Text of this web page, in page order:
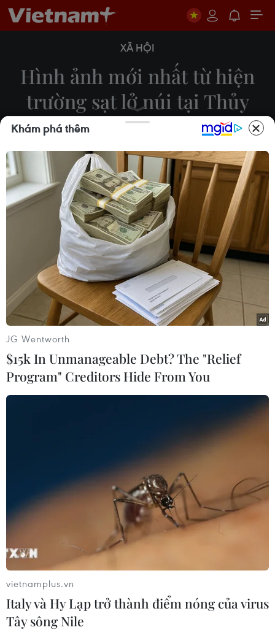
XÃ HỘI
Hình ảnh mới nhất từ hiện
trường sạt lở núi tại Thủy
điện Rào Trăng 3
19/10/2020 01:07
Khảo sát hiện trường sạt lở ở Thủy điện Rào Trăng
3, lực lượng cứu hộ xác định khối lượng đất đát sạt
lở tại đây ước tính trên 30.000 m3, với độ sâu từ 5-
7m và có rất nhiều tảng đá có khối lượng lớn.
Hiện trường sạt lở núi tại Thủy điện Rào Trăng 3. (Ảnh: TTXVN
phát)
Khám phá thêm
JG Wentworth
$15k In Unmanageable Debt? The "Relief
Program" Creditors Hide From You
vietnamplus.vn
Italy và Hy Lạp trở thành điểm nóng của virus
Tây sông Nile